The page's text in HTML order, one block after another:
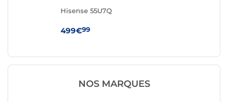
Hisense 55U7Q
499€99
NOS MARQUES